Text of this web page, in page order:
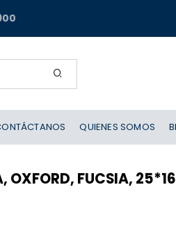
QUIENES SOMOS
OXFORD, FUCSIA,